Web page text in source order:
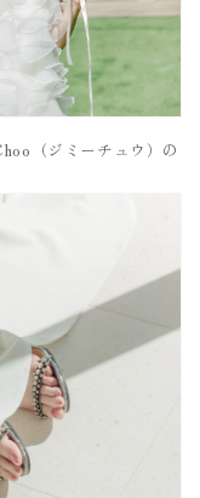
（ジミーチュウ）の